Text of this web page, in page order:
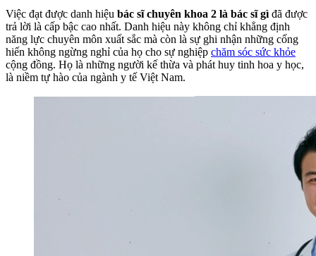
Việc đạt được danh hiệu bác sĩ chuyên khoa 2 là bác sĩ gì đã được
trả lời là cấp bậc cao nhất. Danh hiệu này không chỉ khẳng định
năng lực chuyên môn xuất sắc mà còn là sự ghi nhận những cống
hiến không ngừng nghỉ của họ cho sự nghiệp chăm sóc sức khỏe
cộng đồng. Họ là những người kế thừa và phát huy tinh hoa y học,
là niềm tự hào của ngành y tế Việt Nam.